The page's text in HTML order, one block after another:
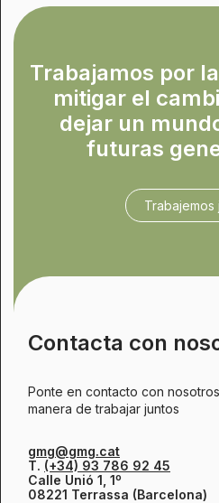
Trabajamos por
mitigar el
dejar un
futuras
Trabajemos
Contacta con
Ponte en contacto con
manera de trabajar juntos
gmg@gmg.cat
T. (+34) 93 786 92 45
Calle Unió 1, 1º
08221 Terrassa (Barcelona)